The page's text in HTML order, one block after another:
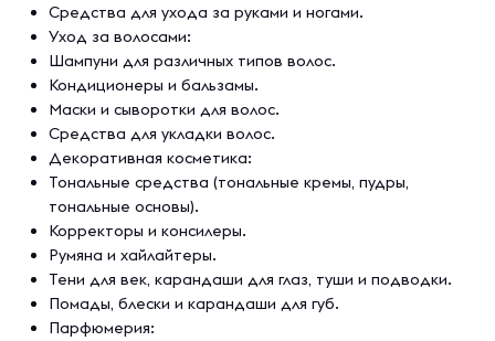
Средства для ухода за руками и ногами.
Уход за волосами:
Шампуни для различных типов волос.
Кондиционеры и бальзамы.
Маски и сыворотки для волос.
Средства для укладки волос.
Декоративная косметика:
Тональные средства (тональные кремы, пудры,
тональные основы).
Корректоры и консилеры.
Румяна и хайлайтеры.
Тени для век, карандаши для глаз, туши и подводки.
Помады, блески и карандаши для губ.
Парфюмерия: